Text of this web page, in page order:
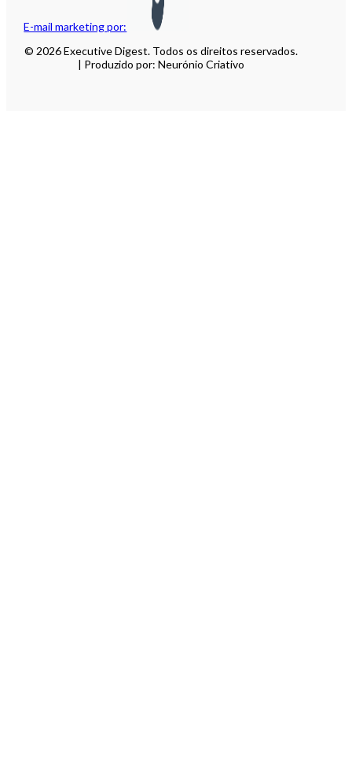
E-mail marketing por:
© 2026 Executive Digest. Todos os direitos reservados.
| Produzido por: Neurónio Criativo